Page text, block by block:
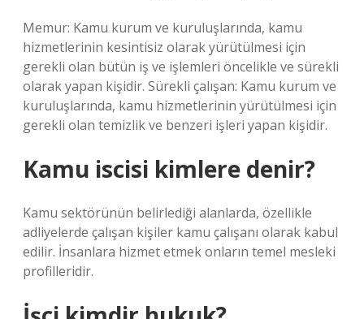
Memur: Kamu kurum ve kuruluşlarında, kamu
hizmetlerinin kesintisiz olarak yürütülmesi için
gerekli olan bütün iş ve işlemleri öncelikle ve sürekli
olarak yapan kişidir. Sürekli çalışan: Kamu kurum ve
kuruluşlarında, kamu hizmetlerinin yürütülmesi için
gerekli olan temizlik ve benzeri işleri yapan kişidir.
Kamu iscisi kimlere denir?
Kamu sektörünün belirlediği alanlarda, özellikle
adliyelerde çalışan kişiler kamu çalışanı olarak kabul
edilir. İnsanlara hizmet etmek onların temel mesleki
profilleridir.